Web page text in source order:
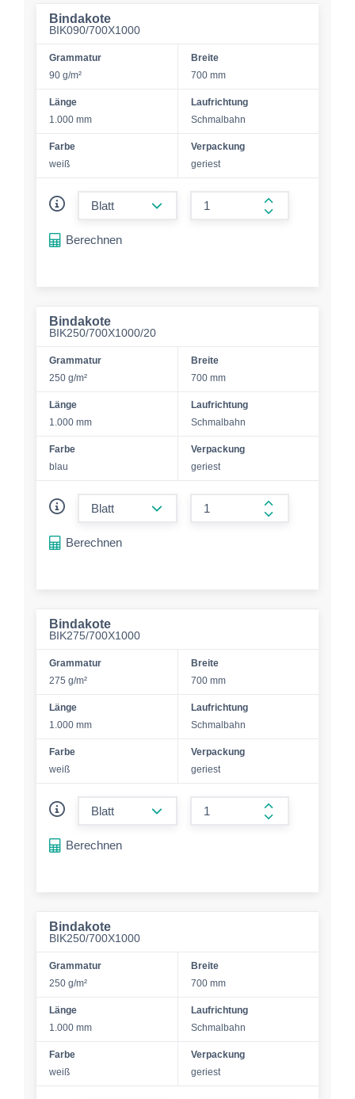
Bindakote
BIK090/700X1000
Grammatur
90 g/m²
Breite
700 mm
Länge
1.000 mm
Laufrichtung
Schmalbahn
Farbe
weiß
Verpackung
geriest
form.increase-
Berechnen
Bindakote
BIK250/700X1000/20
Grammatur
250 g/m²
Breite
700 mm
Länge
1.000 mm
Laufrichtung
Schmalbahn
Farbe
blau
Verpackung
geriest
form.increase-
Berechnen
Bindakote
BIK275/700X1000
Grammatur
275 g/m²
Breite
700 mm
Länge
1.000 mm
Laufrichtung
Schmalbahn
Farbe
weiß
Verpackung
geriest
form.increase-
Berechnen
Bindakote
BIK250/700X1000
Grammatur
250 g/m²
Breite
700 mm
Länge
1.000 mm
Laufrichtung
Schmalbahn
Farbe
weiß
Verpackung
geriest